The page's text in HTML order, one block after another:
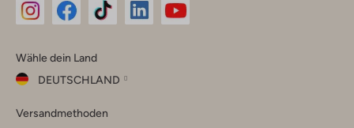
Instagram
Facebook
TikTok
Wähle dein Land
DEUTSCHLAND
dein
Versandmethoden